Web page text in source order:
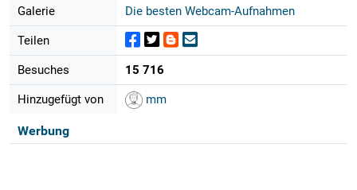
Galerie Die besten Webcam-Aufnahmen
Teilen
Besuches 15 716
Hinzugefügt von mm
Werbung